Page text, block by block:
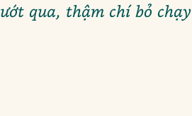
qua, thậm chí bỏ chạy